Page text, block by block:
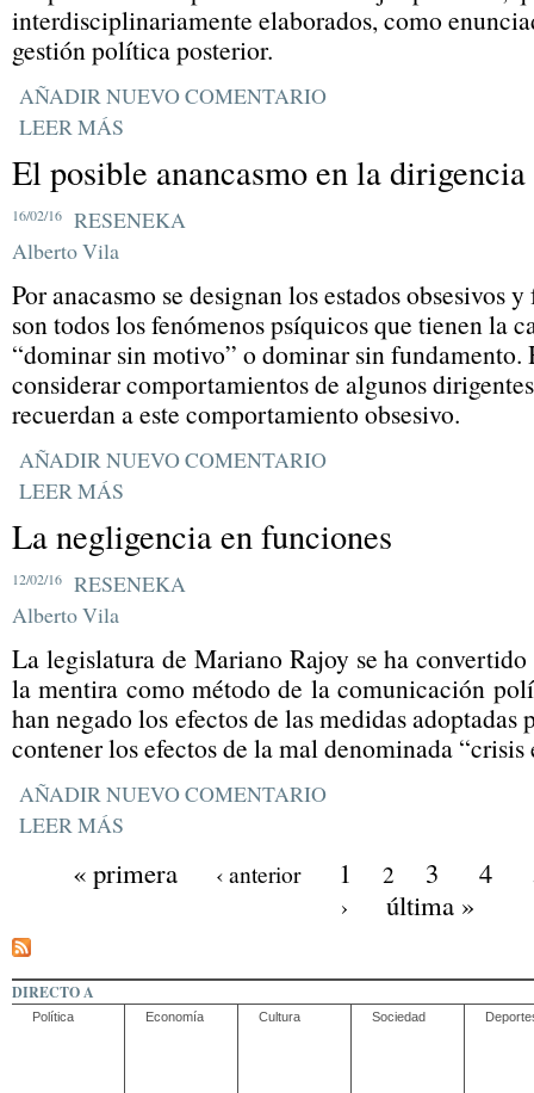
interdisciplinariamente elaborados, como
gestión política posterior.
AÑADIR NUEVO COMENTARIO
LEER MÁS
El posible anancasmo en la
16/02/16
RESENEKA
Alberto Vila
Por anacasmo se designan los estados obsesivos
son todos los fenómenos psíquicos que tienen la
“dominar sin motivo” o dominar sin fundamento.
considerar comportamientos de algunos
recuerdan a este comportamiento obsesivo.
AÑADIR NUEVO COMENTARIO
LEER MÁS
La negligencia en funciones
12/02/16
RESENEKA
Alberto Vila
La legislatura de Mariano Rajoy se ha
la mentira como método de la comunicación
han negado los efectos de las medidas adoptadas
contener los efectos de la mal denominada
AÑADIR NUEVO COMENTARIO
LEER MÁS
« primera ‹ anterior 1 2 3 4
› última »
DIRECTO A
Política Economía Cultura Sociedad